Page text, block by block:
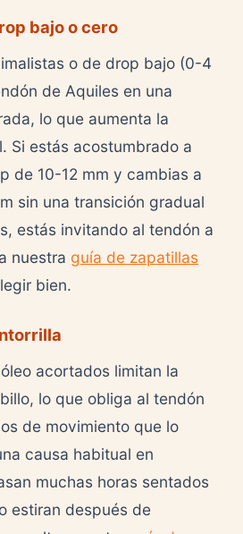
bajo o cero
o de drop bajo (0-4
de Aquiles en una
lo que aumenta la
Si estás acostumbrado a
de 10-12 mm y cambias a
sin una transición gradual
estás invitando al tendón a
nuestra guía de zapatillas
bien.
acortados limitan la
lo que obliga al tendón
de movimiento que lo
causa habitual en
muchas horas sentados
estiran después de